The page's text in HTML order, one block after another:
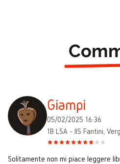
Giampi
05/02/2025 16:36
1B LSA - IIS Fantini,
Solitamente non mi piace leggere